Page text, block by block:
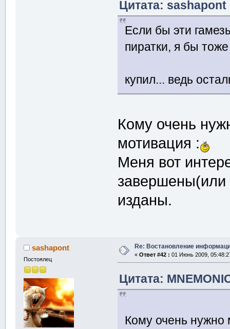
Цитата: sashapont
Если бы эти
пиратки, я бы
купил... ведь
Кому очень
мотивация :
Меня вот
изданы.
sashapont
Постоялец
Re: Востановление
« Ответ #42 : 01 Июнь 2009,
Цитата:
Кому очень нужно